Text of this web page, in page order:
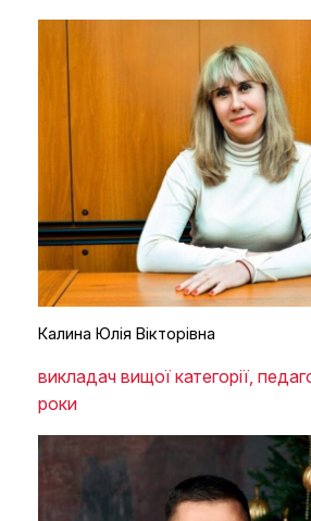
Калина Юлія Вікторівна
викладач вищої категорії,
роки